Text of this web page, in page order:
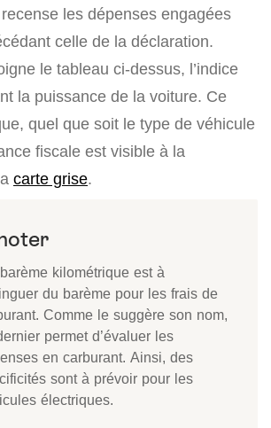
les dépenses engagées
celle de la déclaration.
le tableau ci-dessus, l’indice
la puissance de la voiture. Ce
quel que soit le type de véhicule
fiscale est visible à la
carte grise.
kilométrique est à
du barème pour les frais de
Comme le suggère son nom,
permet d’évaluer les
en carburant. Ainsi, des
sont à prévoir pour les
électriques.